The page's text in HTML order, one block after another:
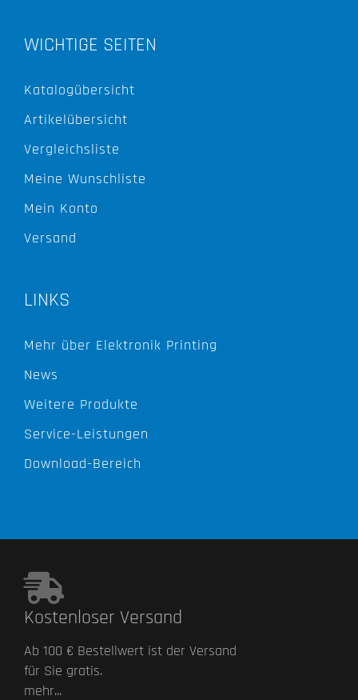
WICHTIGE SEITEN
Katalogübersicht
Artikelübersicht
Vergleichsliste
Meine Wunschliste
Mein Konto
Versand
LINKS
Mehr über Elektronik Printing
News
Weitere Produkte
Service-Leistungen
Download-Bereich
Kostenloser Versand
Ab 100 € Bestellwert ist der Versand
für Sie gratis.
mehr...